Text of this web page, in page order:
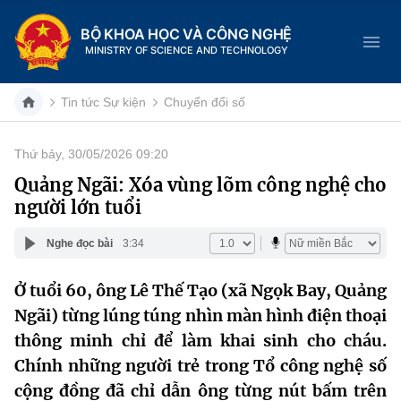
BỘ KHOA HỌC VÀ CÔNG NGHỆ
MINISTRY OF SCIENCE AND TECHNOLOGY
Danh mục
Trang chủ
Giới thiệu
Chức năng nhiệm vụ
Cơ cấu tổ chức
Lịch sử phát triển
Tin tức sự kiện
Khoa học và Công nghệ
Đổi mới sáng tạo
Dịch vụ công
Hệ thống văn bản
Tin tức Sự kiện Chuyển đổi số
Thứ bảy, 30/05/2026 09:20
Quảng Ngãi: Xóa vùng lõm công nghệ cho
người lớn tuổi
Nghe đọc bài 3:34
Ở tuổi 60, ông Lê Thế Tạo (xã Ngọk Bay, Quảng
Ngãi) từng lúng túng nhìn màn hình điện thoại
thông minh chỉ để làm khai sinh cho cháu.
Chính những người trẻ trong Tổ công nghệ số
cộng đồng đã chỉ dẫn ông từng nút bấm trên